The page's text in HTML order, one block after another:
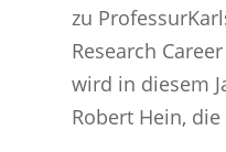
zu
Research
wird in diesem
Robert Hein,